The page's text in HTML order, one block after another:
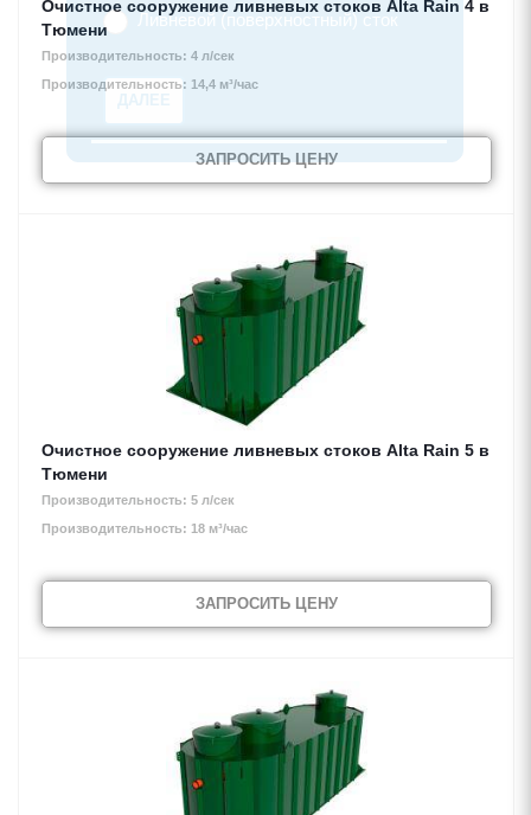
Очистное сооружение ливневых стоков Alta Rain 4 в
Тюмени
Производительность: 4 л/сек
Производительность: 14,4 м³/час
ЗАПРОСИТЬ ЦЕНУ
Очистное сооружение ливневых стоков Alta Rain 5 в
Тюмени
Производительность: 5 л/сек
Производительность: 18 м³/час
ЗАПРОСИТЬ ЦЕНУ
ДАЛЕЕ